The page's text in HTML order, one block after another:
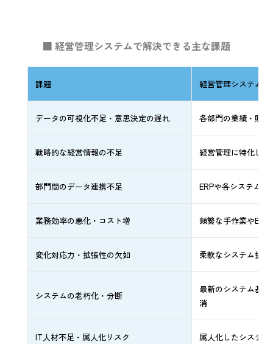
■ 経営管理システムで解決できる主な課題
課題 経営管理システム
データの可視化不足・意思決定の遅れ 各部門の業績・財
戦略的な経営情報の不足 経営管理に特化し
部門間のデータ連携不足 ERPや各システム
業務効率の悪化・コスト増 頻繁な手作業や
変化対応力・拡張性の欠如 柔軟なシステム拡
システムの老朽化・分断
最新のシステム基
消
IT人材不足・属人化リスク 属人化したシステ